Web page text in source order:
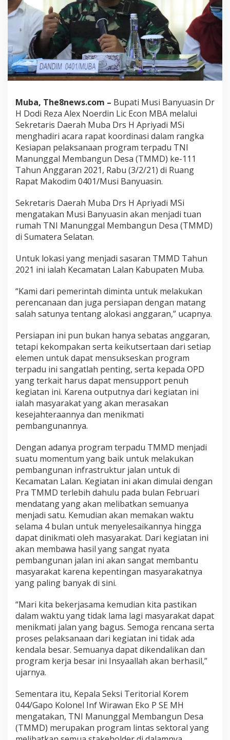
Muba, The8news.com – Bupati Musi Banyuasin Dr
H Dodi Reza Alex Noerdin Lic Econ MBA melalui
Sekretaris Daerah Muba Drs H Apriyadi MSi
menghadiri acara rapat koordinasi dalam rangka
Kesiapan pelaksanaan program terpadu TNI
Manunggal Membangun Desa (TMMD) ke-111
Tahun Anggaran 2021, Rabu (3/2/21) di Ruang
Rapat Makodim 0401/Musi Banyuasin.
Sekretaris Daerah Muba Drs H Apriyadi MSi
mengatakan Musi Banyuasin akan menjadi tuan
rumah TNI Manunggal Membangun Desa (TMMD)
di Sumatera Selatan.
Untuk lokasi yang menjadi sasaran TMMD Tahun
2021 ini ialah Kecamatan Lalan Kabupaten Muba.
“Kami dari pemerintah diminta untuk melakukan
perencanaan dan juga persiapan dengan matang
salah satunya tentang alokasi anggaran,” ucapnya.
Persiapan ini pun bukan hanya sebatas anggaran,
tetapi kekompakan serta keikutsertaan dari setiap
elemen untuk dapat mensukseskan program
terpadu ini sangatlah penting, serta kepada OPD
yang terkait harus dapat mensupport penuh
kegiatan ini. Karena outputnya dari kegiatan ini
ialah masyarakat yang akan merasakan
kesejahteraannya dan menikmati
pembangunannya.
Dengan adanya program terpadu TMMD menjadi
suatu momentum yang baik untuk melakukan
pembangunan infrastruktur jalan untuk di
Kecamatan Lalan. Kegiatan ini akan dimulai dengan
Pra TMMD terlebih dahulu pada bulan Februari
mendatang yang akan melibatkan semuanya
menjadi satu. Kemudian akan memakan waktu
selama 4 bulan untuk menyelesaikannya hingga
dapat dinikmati oleh masyarakat. Dari kegiatan ini
akan membawa hasil yang sangat nyata
pembangunan jalan ini akan sangat membantu
masyarakat karena kepentingan masyarakatnya
yang paling banyak di sini.
“Mari kita bekerjasama kemudian kita pastikan
dalam waktu yang tidak lama lagi masyarakat dapat
menikmati jalan yang bagus. Semoga rencana serta
proses pelaksanaan dari kegiatan ini tidak ada
kendala besar. Semuanya dapat dikendalikan dan
program kerja besar ini Insyaallah akan berhasil,”
ujarnya.
Sementara itu, Kepala Seksi Teritorial Korem
044/Gapo Kolonel Inf Wirawan Eko P SE MH
mengatakan, TNI Manunggal Membangun Desa
(TMMD) merupakan program lintas sektoral yang